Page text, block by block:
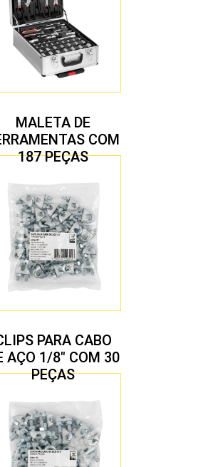
MALETA DE
COM
187 PEÇAS
PARA CABO
AÇO 1/8″ COM 30
PEÇAS